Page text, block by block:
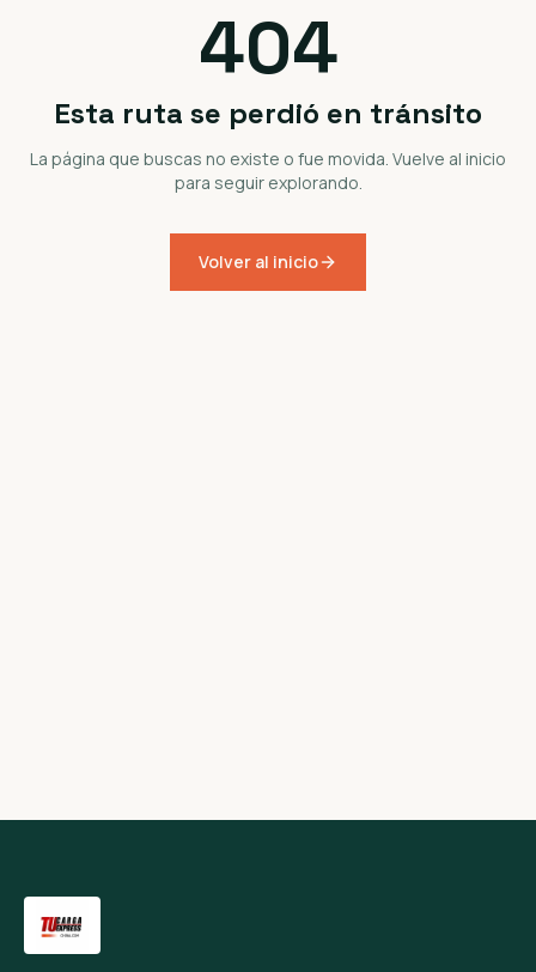
404
Esta ruta se perdió en tránsito
La página que buscas no existe o fue movida. Vuelve al inicio
para seguir explorando.
Volver al inicio